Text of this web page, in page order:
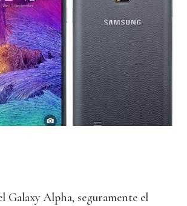
Galaxy Alpha, seguramente el